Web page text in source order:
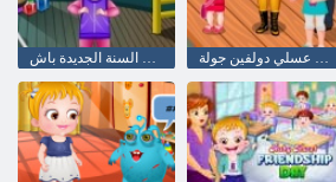
طفل عسلي السنة الجديدة باش طفل عسلي دولفين جولة